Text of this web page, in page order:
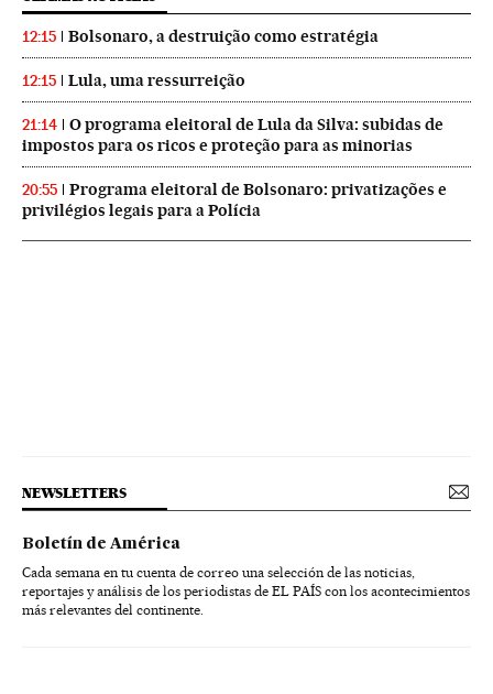
12:15 Bolsonaro, a destruição como estratégia
12:15 Lula, uma ressurreição
21:14
O programa eleitoral de Lula da Silva: subidas de
impostos para os ricos e proteção para as minorias
20:55
Programa eleitoral de Bolsonaro: privatizações e
privilégios legais para a Polícia
NEWSLETTERS
Boletín de América
Cada semana en tu cuenta de correo una selección de las noticias,
reportajes y análisis de los periodistas de EL PAÍS con los acontecimientos
más relevantes del continente.